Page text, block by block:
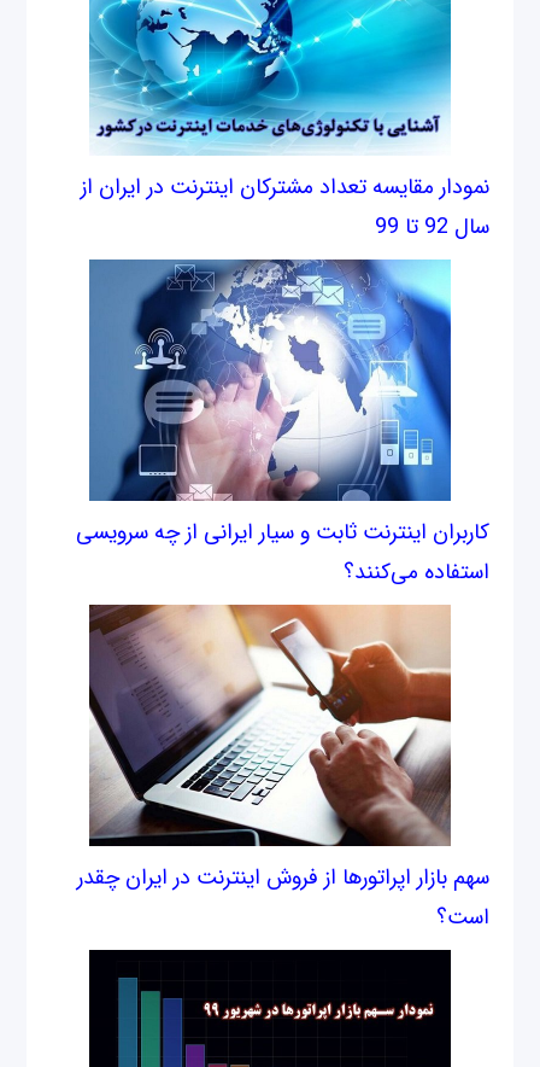
نمودار مقایسه تعداد مشترکان اینترنت در ایران از
سال 92 تا 99
کاربران اینترنت ثابت و سیار ایرانی از چه سرویسی
استفاده می‌کنند؟
سهم بازار اپراتورها از فروش اینترنت در ایران چقدر
است؟